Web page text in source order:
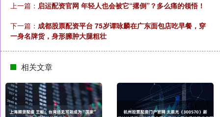
上一篇： 启运配资官网 年轻人也会被它“撂倒”？多么痛的领悟！
下一篇： 成都股票配资平台 75岁谭咏麟在广东面包店吃早餐，穿
一身名牌货，身形臃肿大腿粗壮
相关文章